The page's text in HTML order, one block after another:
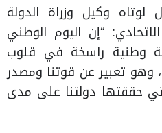
وكيل وزراة الدولة
“إن اليوم الوطني
وطنية راسخة في قلوب
وهو تعبير عن قوتنا ومصدر
التي حققتها دولتنا على مدى